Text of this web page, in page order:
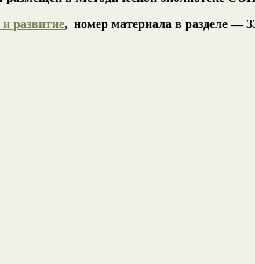
развитие, номер материала в разделе —